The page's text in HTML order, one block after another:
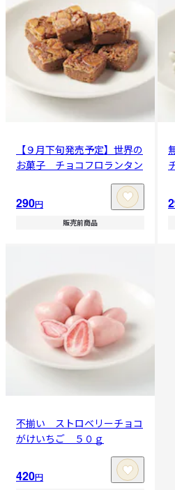
【９月下旬発売予定】世界の
お菓子 チョコフロランタン
290円
販売前商品
不揃い ストロベリーチョコ
がけいちご ５０ｇ
420円